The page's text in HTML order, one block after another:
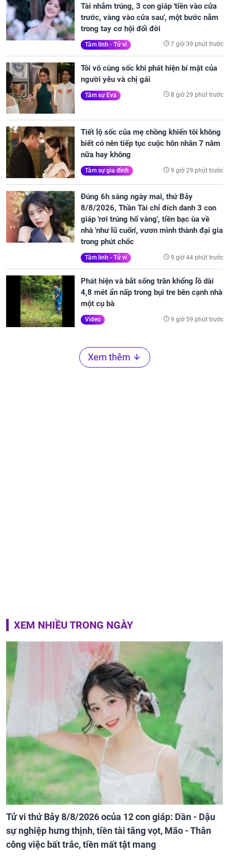
Tài nhắm trúng, 3 con giáp 'tiền vào cửa
trước, vàng vào cửa sau', một bước nắm
trong tay cơ hội đổi đời
Tâm linh - Tử vi 7 giờ 39 phút trước
Tôi vô cùng sốc khi phát hiện bí mật của
người yêu và chị gái
Tâm sự Eva 8 giờ 29 phút trước
Tiết lộ sốc của mẹ chồng khiến tôi không
biết có nên tiếp tục cuộc hôn nhân 7 năm
nữa hay không
Tâm sự gia đình 9 giờ 29 phút trước
Đúng 6h sáng ngày mai, thứ Bảy
8/8/2026, Thần Tài chỉ đích danh 3 con
giáp 'rơi trúng hố vàng', tiền bạc ùa về
nhà 'như lũ cuốn', vươn mình thành đại gia
trong phút chốc
Tâm linh - Tử vi 9 giờ 44 phút trước
Phát hiện và bắt sống trăn khổng lồ dài
4,8 mét ẩn nấp trong bụi tre bên cạnh nhà
một cụ bà
Video 9 giờ 59 phút trước
Xem thêm
XEM NHIỀU TRONG NGÀY
Tử vi thứ Bảy 8/8/2026 ocủa 12 con giáp: Dần - Dậu
sự nghiệp hưng thịnh, tiền tài tăng vọt, Mão - Thân
công việc bất trắc, tiền mất tật mang